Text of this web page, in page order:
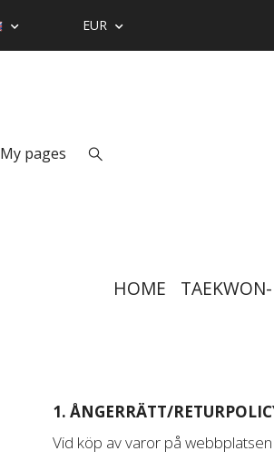
EUR
My pages
HOME
1. ÅNGERRÄTT/
Vid köp av varor på